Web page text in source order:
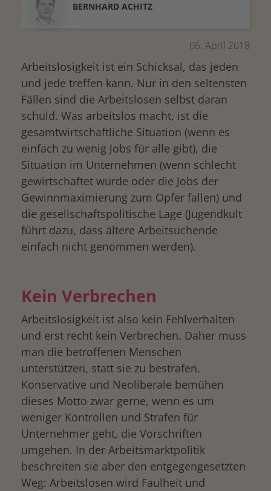
BERNHARD ACHITZ
06. April 2018
Arbeitslosigkeit ist ein Schicksal, das jeden
und jede treffen kann. Nur in den seltensten
Fällen sind die Arbeitslosen selbst daran
schuld. Was arbeitslos macht, ist die
gesamtwirtschaftliche Situation (wenn es
einfach zu wenig Jobs für alle gibt), die
Situation im Unternehmen (wenn schlecht
gewirtschaftet wurde oder die Jobs der
Gewinnmaximierung zum Opfer fallen) und
die gesellschaftspolitische Lage (Jugendkult
führt dazu, dass ältere Arbeitsuchende
einfach nicht genommen werden).
Kein Verbrechen
Arbeitslosigkeit ist also kein Fehlverhalten
und erst recht kein Verbrechen. Daher muss
man die betroffenen Menschen
unterstützen, statt sie zu bestrafen.
Konservative und Neoliberale bemühen
dieses Motto zwar gerne, wenn es um
weniger Kontrollen und Strafen für
Unternehmer geht, die Vorschriften
umgehen. In der Arbeitsmarktpolitik
beschreiten sie aber den entgegengesetzten
Weg: Arbeitslosen wird Faulheit und